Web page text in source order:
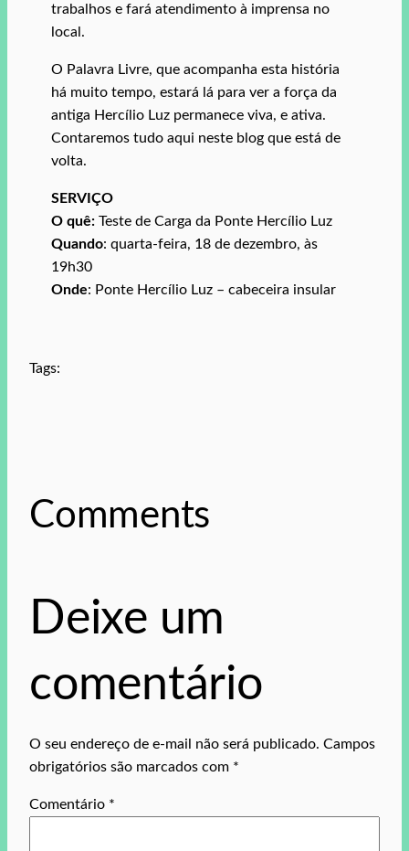
trabalhos e fará atendimento à imprensa no
local.
O Palavra Livre, que acompanha esta história
há muito tempo, estará lá para ver a força da
antiga Hercílio Luz permanece viva, e ativa.
Contaremos tudo aqui neste blog que está de
volta.
SERVIÇO
O quê: Teste de Carga da Ponte Hercílio Luz
Quando: quarta-feira, 18 de dezembro, às
19h30
Onde: Ponte Hercílio Luz – cabeceira insular
Tags:
Comments
Deixe um
comentário
O seu endereço de e-mail não será publicado. Campos
obrigatórios são marcados com *
Comentário *